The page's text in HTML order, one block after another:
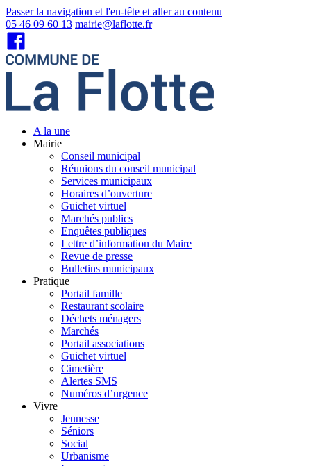
Passer la navigation et l'en-tête et aller au contenu
05 46 09 60 13 mairie@laflotte.fr
A la une
Mairie
Conseil municipal
Réunions du conseil municipal
Services municipaux
Horaires d’ouverture
Guichet virtuel
Marchés publics
Enquêtes publiques
Lettre d’information du Maire
Revue de presse
Bulletins municipaux
Pratique
Portail famille
Restaurant scolaire
Déchets ménagers
Marchés
Portail associations
Guichet virtuel
Cimetière
Alertes SMS
Numéros d’urgence
Vivre
Jeunesse
Séniors
Social
Urbanisme